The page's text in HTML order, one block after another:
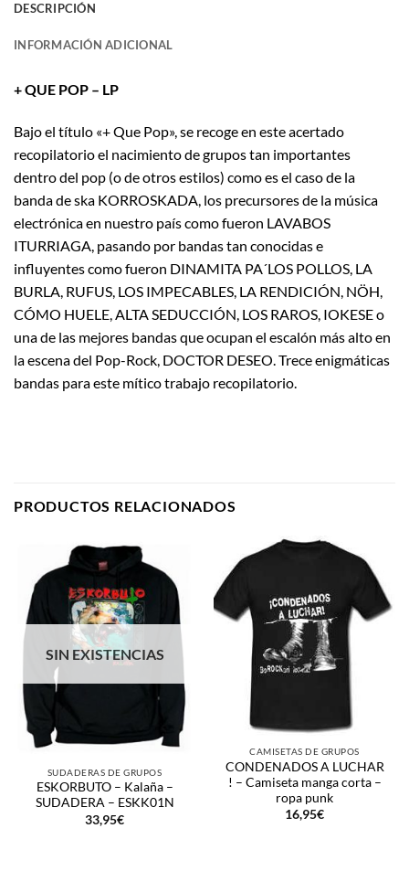
DESCRIPCIÓN
INFORMACIÓN ADICIONAL
+ QUE POP – LP
Bajo el título «+ Que Pop», se recoge en este acertado
recopilatorio el nacimiento de grupos tan importantes
dentro del pop (o de otros estilos) como es el caso de la
banda de ska KORROSKADA, los precursores de la música
electrónica en nuestro país como fueron LAVABOS
ITURRIAGA, pasando por bandas tan conocidas e
influyentes como fueron DINAMITA PA´LOS POLLOS, LA
BURLA, RUFUS, LOS IMPECABLES, LA RENDICIÓN, NÖH,
CÓMO HUELE, ALTA SEDUCCIÓN, LOS RAROS, IOKESE o
una de las mejores bandas que ocupan el escalón más alto en
la escena del Pop-Rock, DOCTOR DESEO. Trece enigmáticas
bandas para este mítico trabajo recopilatorio.
PRODUCTOS RELACIONADOS
SIN EXISTENCIAS
SUDADERAS DE GRUPOS
ESKORBUTO – Kalaña –
SUDADERA – ESKK01N
33,95€
CAMISETAS DE GRUPOS
CONDENADOS A LUCHAR
! – Camiseta manga corta –
ropa punk
16,95€